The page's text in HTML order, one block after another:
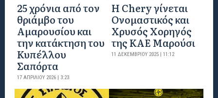
25 χρόνια από τον
θριάμβο του
Αμαρουσίου και
την κατάκτηση του
Κυπέλλου
Σαπόρτα
17 ΑΠΡΙΛΊΟΥ 2026 | 3:23
Η Chery γίνεται
Ονομαστικός και
Χρυσός Χορηγός
της ΚΑΕ Μαρούσι
11 ΔΕΚΕΜΒΡΊΟΥ 2025 | 11:12